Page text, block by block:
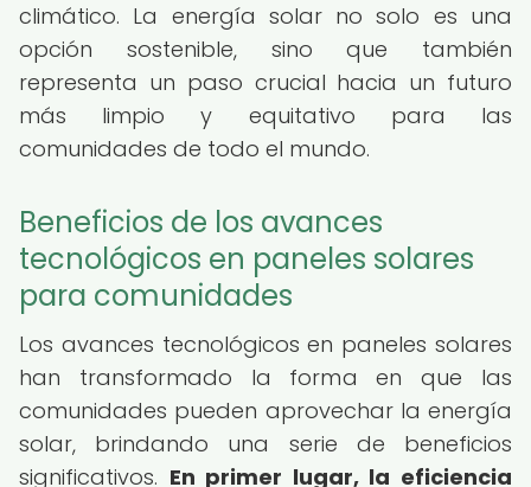
climático. La energía solar no solo es una
opción sostenible, sino que también
representa un paso crucial hacia un futuro
más limpio y equitativo para las
comunidades de todo el mundo.
Beneficios de los avances
tecnológicos en paneles solares
para comunidades
Los avances tecnológicos en paneles solares
han transformado la forma en que las
comunidades pueden aprovechar la energía
solar, brindando una serie de beneficios
significativos. En primer lugar, la eficiencia